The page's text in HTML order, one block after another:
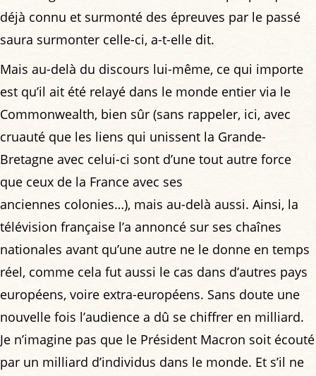
déjà connu et surmonté des épreuves par le passé
saura surmonter celle-ci, a-t-elle dit.
Mais au-delà du discours lui-même, ce qui importe
est qu’il ait été relayé dans le monde entier via le
Commonwealth, bien sûr (sans rappeler, ici, avec
cruauté que les liens qui unissent la Grande-
Bretagne avec celui-ci sont d’une tout autre force
que ceux de la France avec ses
anciennes colonies…), mais au-delà aussi. Ainsi, la
télévision française l’a annoncé sur ses chaînes
nationales avant qu’une autre ne le donne en temps
réel, comme cela fut aussi le cas dans d’autres pays
européens, voire extra-européens. Sans doute une
nouvelle fois l’audience a dû se chiffrer en milliard.
Je n’imagine pas que le Président Macron soit écouté
par un milliard d’individus dans le monde. Et s’il ne